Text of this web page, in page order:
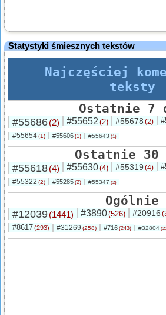
Statystyki śmiesznych tekstów
Najczęściej
teksty
Ostatnie 7
#55686(2) #55652 (2) #55678 (2)
#55654(1) #55606 (1) #55643 (1)
Ostatnie 30
#55618(4) #55630(4) #55319 (4)
#55322 (2) #55285 (2) #55347 (2)
Ogólnie
#12039(1441) #3890(526) #20916
#8617(293) #31269 (258) #716 (243) #32804